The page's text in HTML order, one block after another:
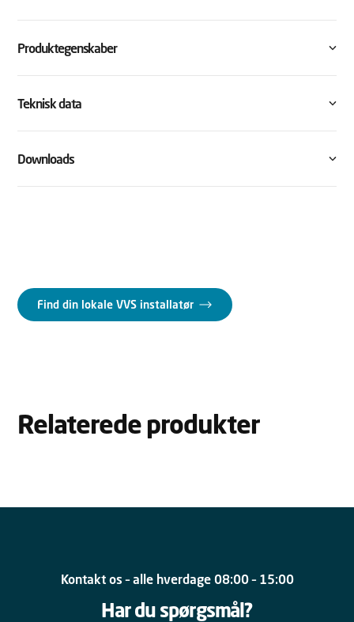
Produktegenskaber
Teknisk data
Downloads
Find din lokale VVS installatør
Relaterede produkter
Kontakt os – alle hverdage 08:00 – 15:00
Har du spørgsmål?